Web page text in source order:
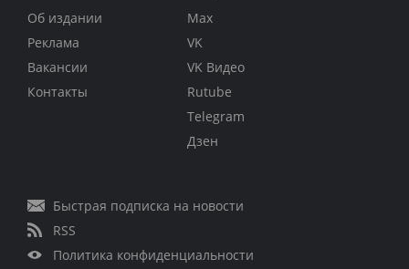
Об издании
Реклама
Вакансии
Контакты
Max
VK
VK Видео
Rutube
Telegram
Дзен
Быстрая подписка на новости
RSS
Политика конфиденциальности